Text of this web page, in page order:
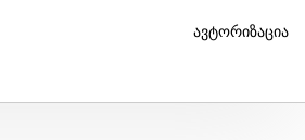
ავტორიზაცია